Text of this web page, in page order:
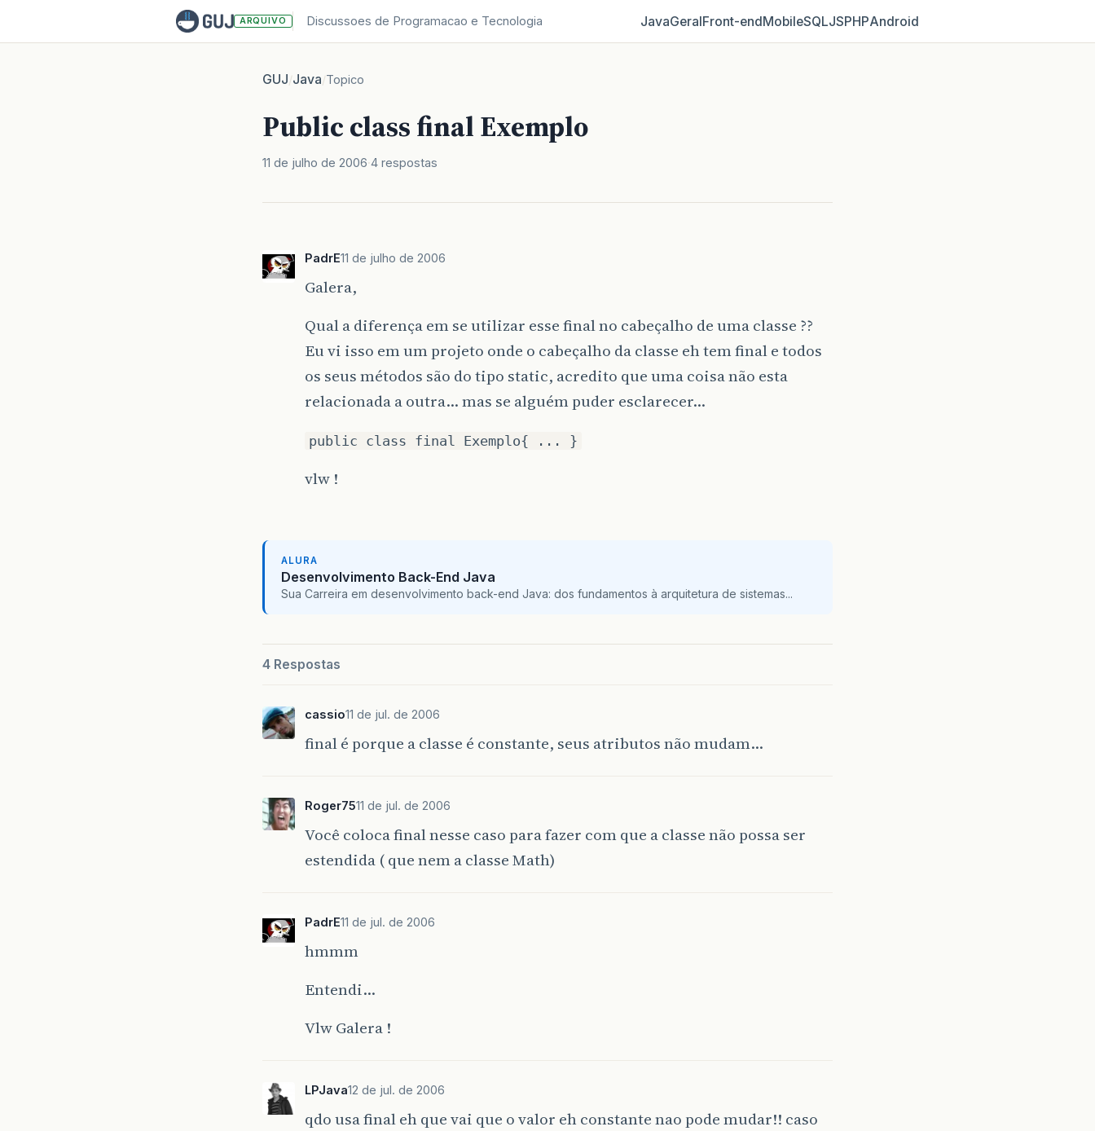
ARQUIVO Discussoes de Programacao e Tecnologia JavaGeralFront‑endMobileSQLJSPHPAndroid
GUJ/Java/Topico
Public class final Exemplo
11 de julho de 2006 4 respostas
PadrE11 de julho de 2006
Galera,
Qual a diferença em se utilizar esse final no cabeçalho de uma classe ??
Eu vi isso em um projeto onde o cabeçalho da classe eh tem final e todos
os seus métodos são do tipo static, acredito que uma coisa não esta
relacionada a outra… mas se alguém puder esclarecer…
public class final Exemplo{ ... }
vlw !
ALURA
Desenvolvimento Back-End Java
Sua Carreira em desenvolvimento back-end Java: dos fundamentos à arquitetura de sistemas...
4 Respostas
cassio11 de jul. de 2006
final é porque a classe é constante, seus atributos não mudam…
Roger7511 de jul. de 2006
Você coloca final nesse caso para fazer com que a classe não possa ser
estendida ( que nem a classe Math)
PadrE11 de jul. de 2006
hmmm
Entendi…
Vlw Galera !
LPJava12 de jul. de 2006
qdo usa final eh que vai que o valor eh constante nao pode mudar!! caso